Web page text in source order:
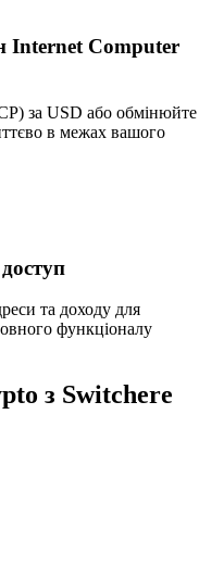
Internet Computer
за USD або обмінюйте
в межах вашого
та доходу для
функціоналу
з Switchere